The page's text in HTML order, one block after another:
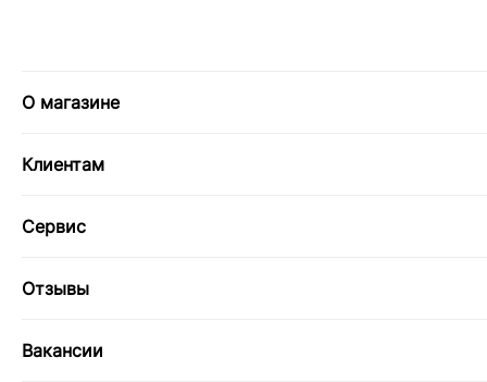
О магазине
Клиентам
Сервис
Отзывы
Вакансии